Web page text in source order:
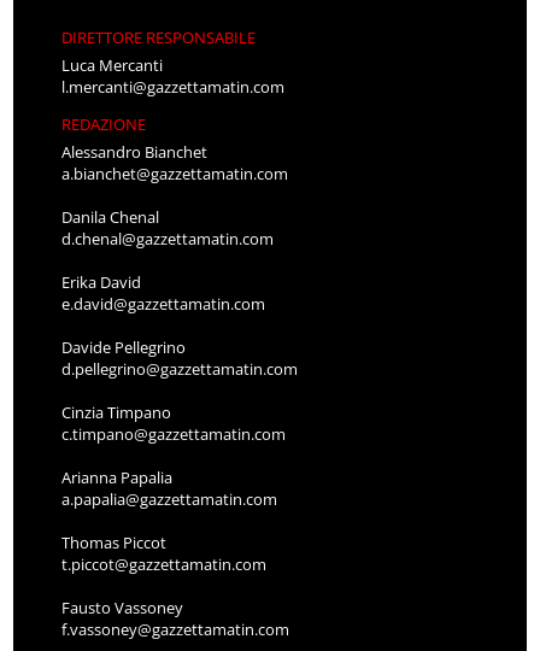
DIRETTORE RESPONSABILE
Luca Mercanti
l.mercanti@gazzettamatin.com
REDAZIONE
Alessandro Bianchet
a.bianchet@gazzettamatin.com
Danila Chenal
d.chenal@gazzettamatin.com
Erika David
e.david@gazzettamatin.com
Davide Pellegrino
d.pellegrino@gazzettamatin.com
Cinzia Timpano
c.timpano@gazzettamatin.com
Arianna Papalia
a.papalia@gazzettamatin.com
Thomas Piccot
t.piccot@gazzettamatin.com
Fausto Vassoney
f.vassoney@gazzettamatin.com